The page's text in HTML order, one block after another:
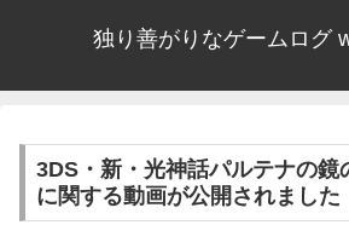
独り善がりなゲームログ
3DS・新・光神話パルテナの鏡
に関する動画が公開されました